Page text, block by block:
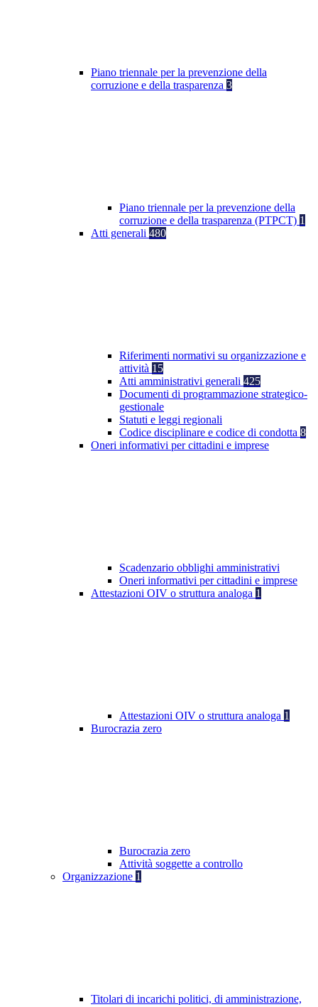
Piano triennale per la prevenzione della
corruzione e della trasparenza 3
Piano triennale per la prevenzione della
corruzione e della trasparenza (PTPCT) 1
Atti generali 480
Riferimenti normativi su organizzazione e
attività 15
Atti amministrativi generali 425
Documenti di programmazione strategico-
gestionale
Statuti e leggi regionali
Codice disciplinare e codice di condotta 8
Oneri informativi per cittadini e imprese
Scadenzario obblighi amministrativi
Oneri informativi per cittadini e imprese
Attestazioni OIV o struttura analoga 1
Attestazioni OIV o struttura analoga 1
Burocrazia zero
Burocrazia zero
Attività soggette a controllo
Organizzazione 1
Titolari di incarichi politici, di amministrazione,